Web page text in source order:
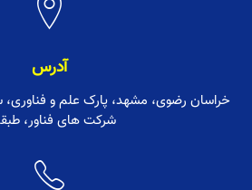
آدرس
خراسان رضوی، مشهد، پارک علم و
شرکت های فناور،